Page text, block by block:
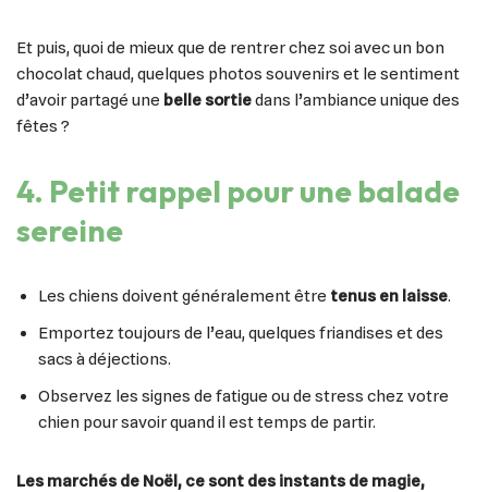
Et puis, quoi de mieux que de rentrer chez soi avec un bon
chocolat chaud, quelques photos souvenirs et le sentiment
d’avoir partagé une belle sortiedans l’ambiance unique des
fêtes ?
4. Petit rappel pour une balade
sereine
Les chiens doivent généralement être tenus en laisse.
Emportez toujours de l’eau, quelques friandises et des
sacs à déjections.
Observez les signes de fatigue ou de stress chez votre
chien pour savoir quand il est temps de partir.
Les marchés de Noël, ce sont des instants de magie,